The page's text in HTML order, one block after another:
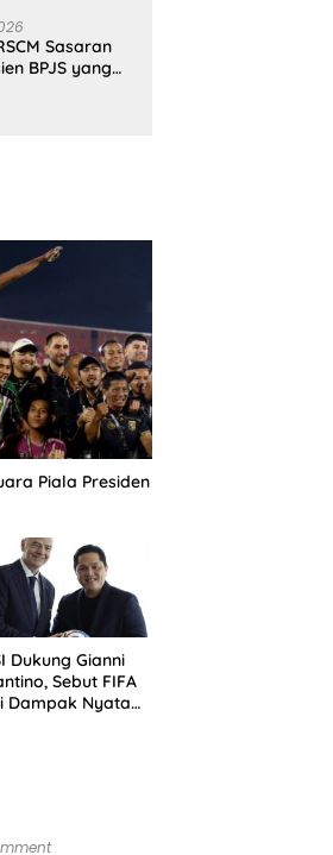
Sasaran
BPJS yang
Piala Presiden
Dukung Gianni
Sebut FIFA
Dampak Nyata